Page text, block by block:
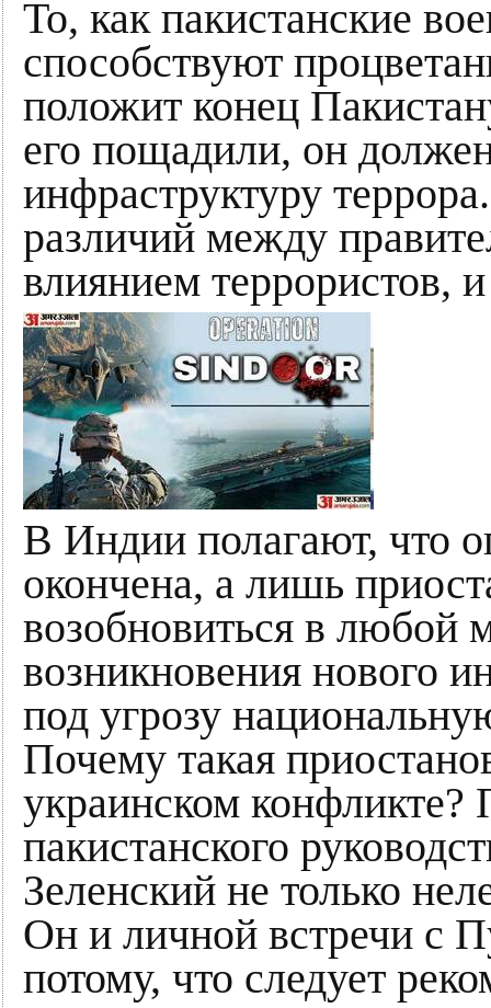
То, как пакистанские
способствуют
положит конец
его пощадили, он
инфраструктуру
различий между
влиянием террористов,
В Индии полагают, что
окончена, а лишь
возобновиться в любой
возникновения нового
под угрозу
Почему такая
украинском конфликте?
пакистанского
Зеленский не только
Он и личной встречи с
потому, что следует